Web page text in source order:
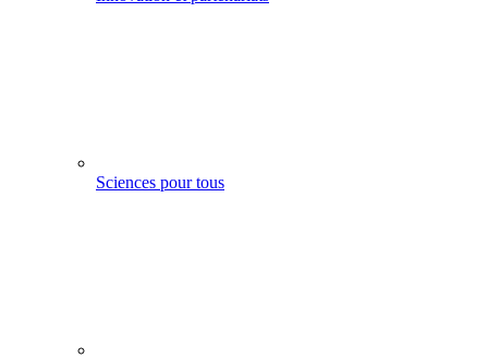
Sciences pour tous